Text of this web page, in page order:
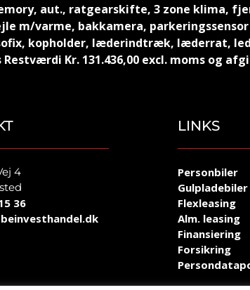
aut., ratgearskifte, 3 zone klima,
m/varme, bakkamera,
kopholder, læderindtræk, læderrat, led
Restværdi Kr. 131.436,00 excl. moms og
4
36
LINKS
Personbiler
Gulpladebiler
Flexleasing
Alm. leasing
Finansiering
Forsikring